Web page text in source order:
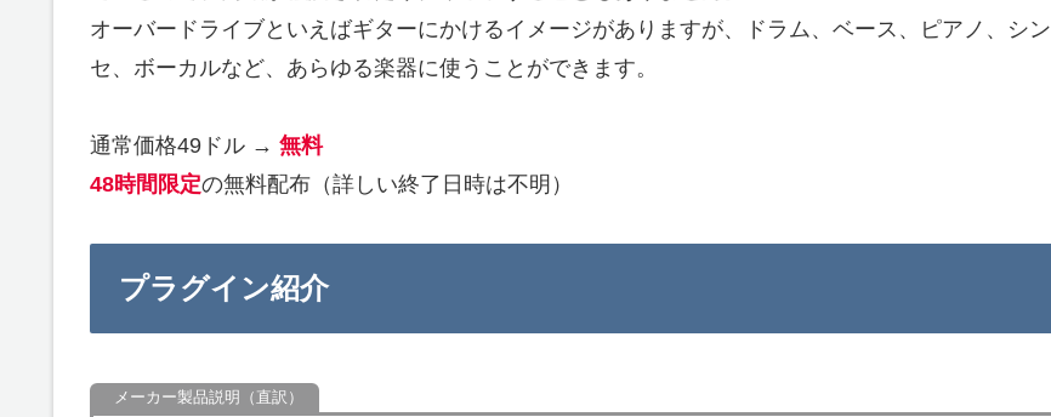
オーバードライブといえばギターにかけるイメージがありますが、ドラム、ベース、ピアノ、シン
セ、ボーカルなど、あらゆる楽器に使うことができます。
通常価格49ドル → 無料
48時間限定の無料配布（詳しい終了日時は不明）
プラグイン紹介